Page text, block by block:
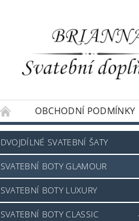
OBCHODNÍ PODMÍNKY
NAPIŠTE NÁM
DVOJDÍLNÉ SVATEBNÍ ŠATY
SVATEBNÍ BOTY GLAMOUR
SVATEBNÍ BOTY LUXURY
SVATEBNÍ BOTY CLASSIC